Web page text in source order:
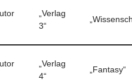
„Verlag
3“
„Verlag
4“
„Fantasy“